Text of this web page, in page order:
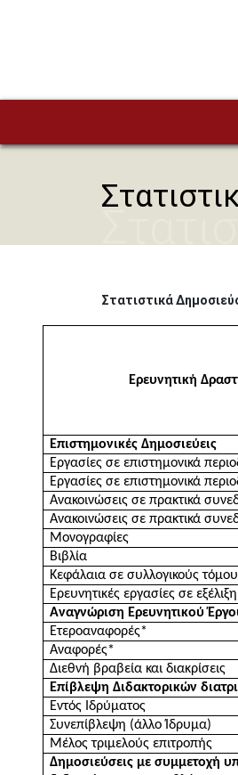
Στατιστικά
Ερευνητική
Επιστημονικές Δημοσιεύεις
Εργασίες σε επιστημονικά
Εργασίες σε επιστημονικά
Ανακοινώσεις σε πρακτικά
Ανακοινώσεις σε πρακτικά
Μονογραφίες
Βιβλία
Κεφάλαια σε συλλογικούς
Ερευνητικές εργασίες σε
Αναγνώριση Ερευνητικού
Ετεροαναφορές*
Αναφορές*
Διεθνή βραβεία και διακρίσεις
Επίβλεψη Διδακτορικών
Εντός Ιδρύματος
Συνεπίβλεψη (άλλο Ίδρυμα)
Μέλος τριμελούς επιτροπής
Δημοσιεύσεις με συμμετοχή